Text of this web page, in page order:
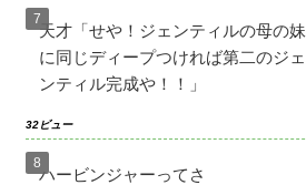
天才「せや！ジェンティルの母の妹
に同じディープつければ第二のジェ
ンティル完成や！！」
32ビュー
ハービンジャーってさ